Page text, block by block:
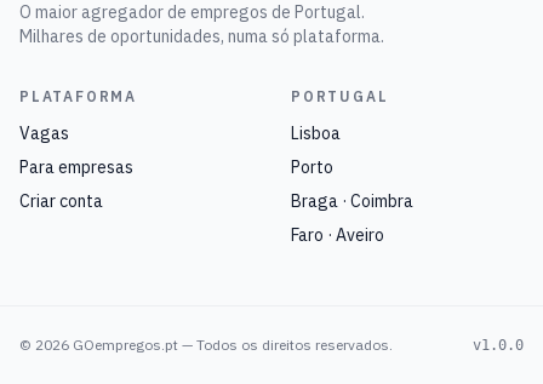
O maior agregador de empregos de Portugal.
Milhares de oportunidades, numa só plataforma.
PLATAFORMA
Vagas
Para empresas
Criar conta
PORTUGAL
Lisboa
Porto
Braga · Coimbra
Faro · Aveiro
© 2026 GOempregos.pt — Todos os direitos reservados. v1.0.0